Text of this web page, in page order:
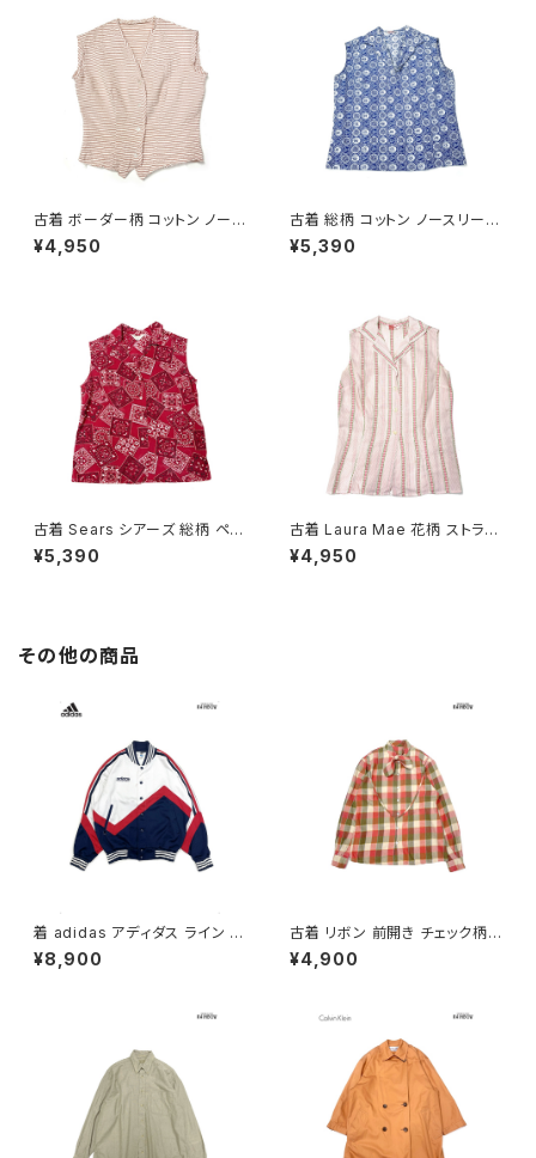
古着 ボーダー柄 コットン ノース
リーブ シャツ ピンク (ta26070
09)
¥4,950
古着 総柄 コットン ノースリーブ
シャツ 青 (ta2607008)
¥5,390
古着 Sears シアーズ 総柄 ペイ
ズリー柄 コットン ノースリーブ
シャツ 赤 (ta2607007)
¥5,390
古着 Laura Mae 花柄 ストライ
プ柄 コットン ノースリーブ シャ
ツ ピンク (ta2607006)
¥4,950
その他の商品
着 adidas アディダス ライン メ
ッシュ ロゴ 刺繍 前開き 無地 長
袖 アウター ライトジャケット 白
¥8,900
古着 リボン 前開き チェック柄
コットン 長袖 シャツ サーモンピ
ンク ベージュ カーキ (ttu2509
¥4,900